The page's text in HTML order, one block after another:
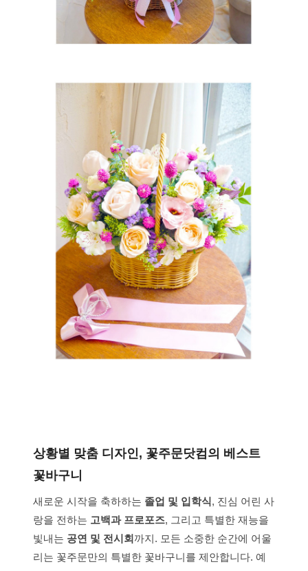
상황별 맞춤 디자인, 꽃주문닷컴의 베스트
꽃바구니
새로운 시작을 축하하는 졸업 및 입학식, 진심 어린 사
랑을 전하는 고백과 프로포즈, 그리고 특별한 재능을
빛내는 공연 및 전시회까지. 모든 소중한 순간에 어울
리는 꽃주문만의 특별한 꽃바구니를 제안합니다. 예